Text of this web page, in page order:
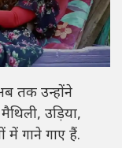
तक उन्होंने
उड़िया,
में गाने गाए हैं.